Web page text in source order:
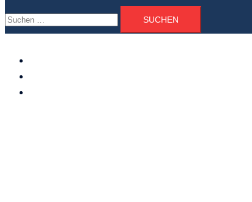
Suchen
nach: